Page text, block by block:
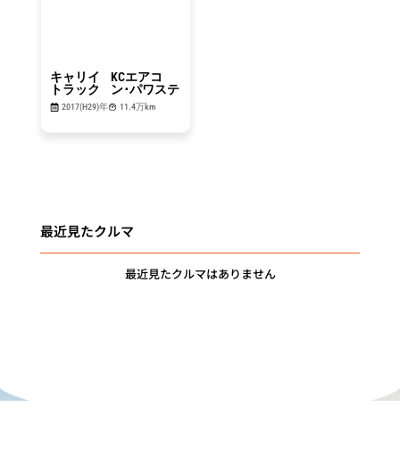
キャリイ
トラック
KCエアコ
ン･パワステ
2017(H29)年 11.4万km
最近見たクルマ
最近見たクルマはありません